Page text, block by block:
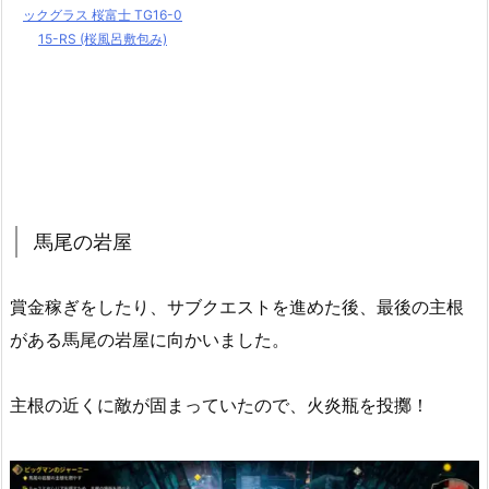
ックグラス 桜富士 TG16-0
15-RS (桜風呂敷包み)
馬尾の岩屋
賞金稼ぎをしたり、サブクエストを進めた後、最後の主根
がある馬尾の岩屋に向かいました。
主根の近くに敵が固まっていたので、火炎瓶を投擲！